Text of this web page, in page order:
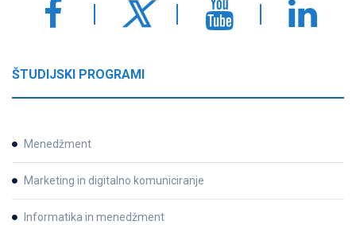
ŠTUDIJSKI PROGRAMI
Menedžment
Marketing in digitalno komuniciranje
Informatika in menedžment